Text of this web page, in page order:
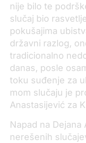
nije bilo te
slučaj bio
pokušajima
državni razlog,
tradicionalno
danas, posle
toku suđenje za
mom slučaju je
Anastasijević za
Napad na
nerešenih